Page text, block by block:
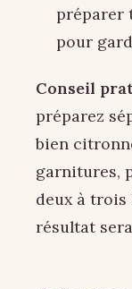
préparer
pour
Conseil
préparez
bien
garnitures,
deux à trois
résultat